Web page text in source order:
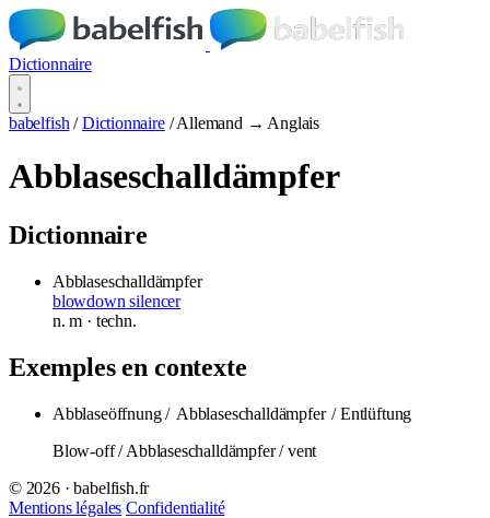
Dictionnaire
babelfish / Dictionnaire / Allemand → Anglais
Abblaseschalldämpfer
Dictionnaire
Abblaseschalldämpfer
blowdown silencer
n.m · techn.
Exemples en contexte
Abblaseöffnung / Abblaseschalldämpfer / Entlüftung
Blow-off / Abblaseschalldämpfer / vent
© 2026 · babelfish.fr
Mentions légales Confidentialité